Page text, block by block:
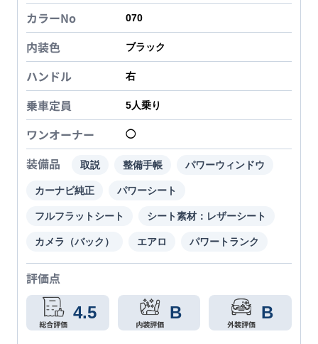
カラーNo 070
内装色 ブラック
ハンドル 右
乗車定員 5人乗り
ワンオーナー ◯
装備品 取説 整備手帳 パワーウィンドウ
カーナビ純正 パワーシート
フルフラットシート シート素材：レザーシート
カメラ（バック） エアロ パワートランク
評価点
4.5 B B